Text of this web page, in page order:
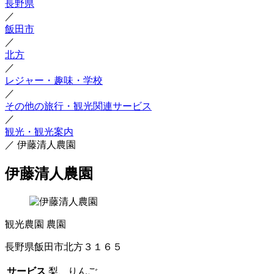
長野県
／
飯田市
／
北方
／
レジャー・趣味・学校
／
その他の旅行・観光関連サービス
／
観光・観光案内
／ 伊藤清人農園
伊藤清人農園
観光農園 農園
長野県飯田市北方３１６５
サービス 梨、りんご